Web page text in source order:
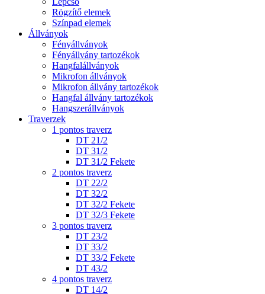
Rögzítő elemek
Színpad elemek
Állványok
Fényállványok
Fényállvány tartozékok
Hangfalállványok
Mikrofon állványok
Mikrofon állvány tartozékok
Hangfal állvány tartozékok
Hangszerállványok
Traverzek
1 pontos traverz
DT 21/2
DT 31/2
DT 31/2 Fekete
2 pontos traverz
DT 22/2
DT 32/2
DT 32/2 Fekete
DT 32/3 Fekete
3 pontos traverz
DT 23/2
DT 33/2
DT 33/2 Fekete
DT 43/2
4 pontos traverz
DT 14/2